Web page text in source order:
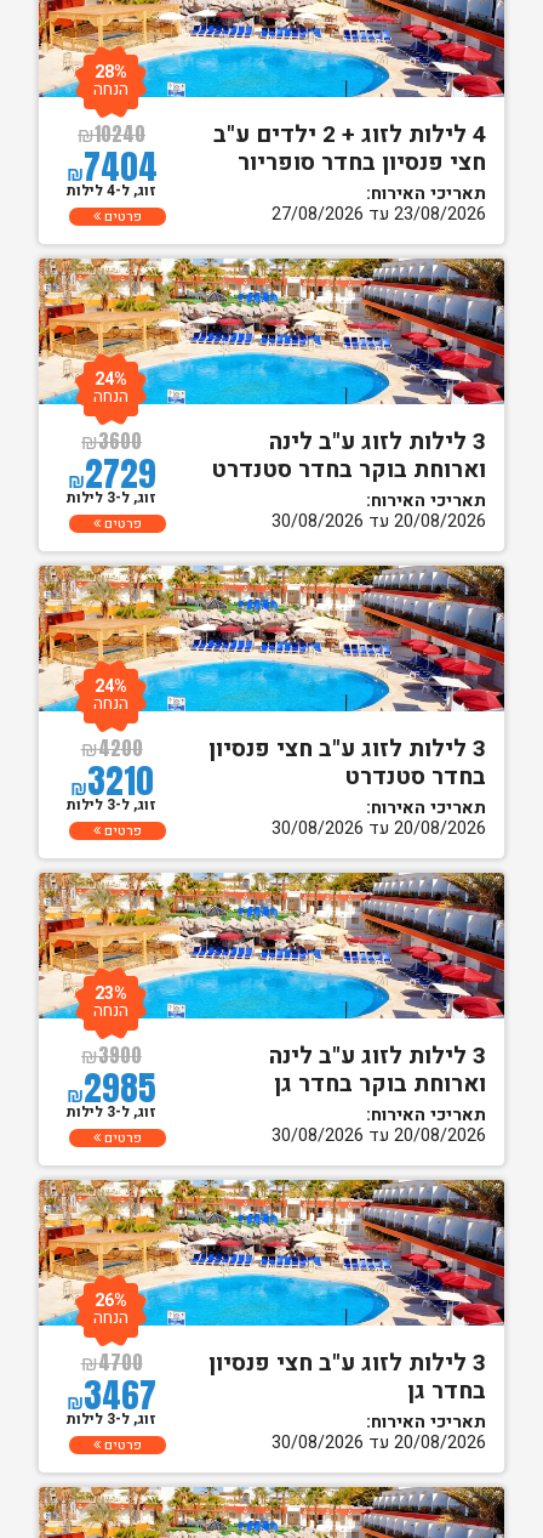
4 לילות לזוג + 2 ילדים ע"ב
חצי פנסיון בחדר סופריור
תאריכי האירוח:
23/08/2026 עד 27/08/2026
₪10240
₪7404
28%
הנחה
זוג, ל-4 לילות
פרטים
3 לילות לזוג ע"ב לינה
וארוחת בוקר בחדר סטנדרט
תאריכי האירוח:
20/08/2026 עד 30/08/2026
₪3600
₪2729
24%
הנחה
זוג, ל-3 לילות
פרטים
3 לילות לזוג ע"ב חצי פנסיון
בחדר סטנדרט
תאריכי האירוח:
20/08/2026 עד 30/08/2026
₪4200
₪3210
24%
הנחה
זוג, ל-3 לילות
פרטים
3 לילות לזוג ע"ב לינה
וארוחת בוקר בחדר גן
תאריכי האירוח:
20/08/2026 עד 30/08/2026
₪3900
₪2985
23%
הנחה
זוג, ל-3 לילות
פרטים
3 לילות לזוג ע"ב חצי פנסיון
בחדר גן
תאריכי האירוח:
20/08/2026 עד 30/08/2026
₪4700
₪3467
26%
הנחה
זוג, ל-3 לילות
פרטים